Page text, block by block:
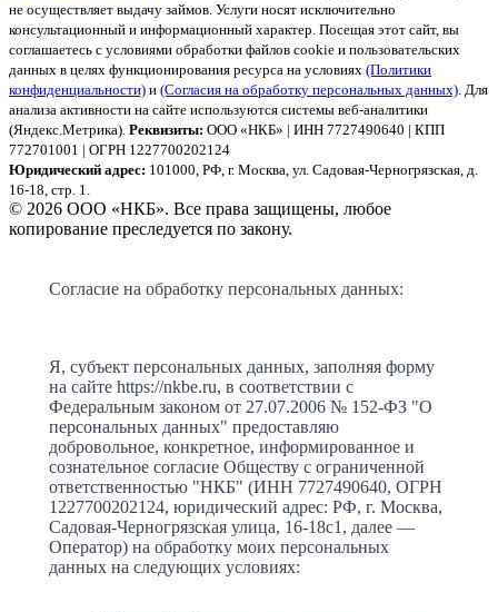
не осуществляет выдачу займов. Услуги носят исключительно
консультационный и информационный характер. Посещая этот сайт, вы
соглашаетесь с условиями обработки файлов cookie и пользовательских
данных в целях функционирования ресурса на условиях (Политики
конфиденциальности) и (Согласия на обработку персональных данных). Для
анализа активности на сайте используются системы веб-аналитики
(Яндекс.Метрика). Реквизиты: ООО «НКБ» | ИНН 7727490640 | КПП
772701001 | ОГРН 1227700202124
Юридический адрес: 101000, РФ, г. Москва, ул. Садовая-Черногрязская, д.
16-18, стр. 1.
© 2026 ООО «НКБ». Все права защищены, любое
копирование преследуется по закону.
Согласие на обработку персональных данных:
Я, субъект персональных данных, заполняя форму
на сайте https://nkbe.ru, в соответствии с
Федеральным законом от 27.07.2006 № 152-ФЗ "О
персональных данных" предоставляю
добровольное, конкретное, информированное и
сознательное согласие Обществу с ограниченной
ответственностью "НКБ" (ИНН 7727490640, ОГРН
1227700202124, юридический адрес: РФ, г. Москва,
Садовая-Черногрязская улица, 16-18с1, далее —
Оператор) на обработку моих персональных
данных на следующих условиях: